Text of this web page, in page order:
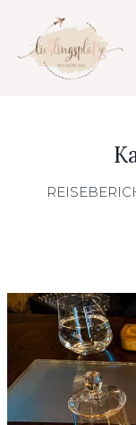
springen